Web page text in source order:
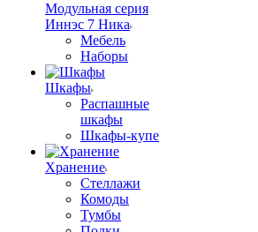
Модульная серия
Иннэс 7 Ника
Мебель
Наборы
Шкафы
Распашные
шкафы
Шкафы-купе
Хранение
Стеллажи
Комоды
Тумбы